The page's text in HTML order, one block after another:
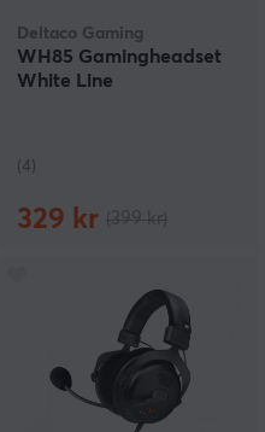
Deltaco Gaming
WH85 Gamingheadset
White Line
(4)
329 kr